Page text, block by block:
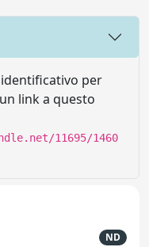
per
link a questo
11695/1460
ND